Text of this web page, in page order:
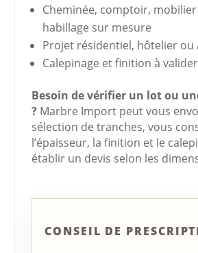
Cheminée, comptoir,
habillage sur mesure
Projet résidentiel, hôtelier
Calepinage et finition à
Besoin de vérifier un lot ou
? Marbre Import peut vous
sélection de tranches, vous
l’épaisseur, la finition et le
établir un devis selon les
CONSEIL DE